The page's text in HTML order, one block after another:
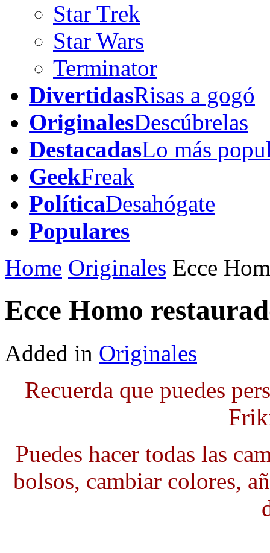
Star Trek
Star Wars
Terminator
DivertidasRisas a gogó
OriginalesDescúbrelas
DestacadasLo más
GeekFreak
PolíticaDesahógate
Populares
Home Originales Ecce
Ecce Homo
Added in Originales
Recuerda que puedes
Puedes hacer todas las
bolsos, cambiar colores,